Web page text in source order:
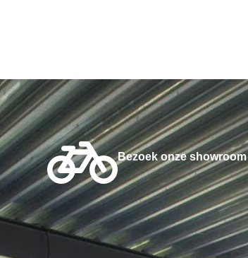
Bezoek onze showroom